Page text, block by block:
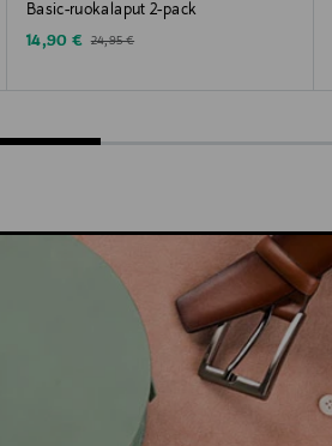
Basic-ruokalaput 2-pack
Discounted Price
14,90 € Original Price
24,95 €